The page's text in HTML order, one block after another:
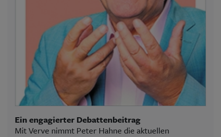
Ein engagierter Debattenbeitrag
Mit Verve nimmt Peter Hahne die aktuellen